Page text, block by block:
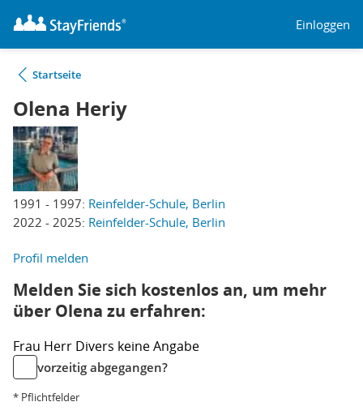
Einloggen
Startseite
Olena Heriy
1991 - 1997: Reinfelder-Schule, Berlin
2022 - 2025: Reinfelder-Schule, Berlin
Profil melden
Melden Sie sich kostenlos an, um mehr
über Olena zu erfahren:
Frau Herr Divers keine Angabe
vorzeitig abgegangen?
* Pflichtfelder